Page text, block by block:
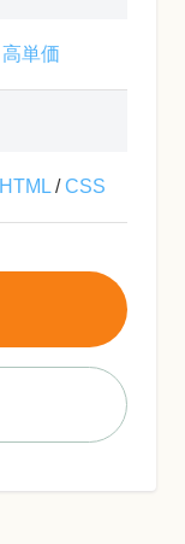
高単価
HTML /CSS